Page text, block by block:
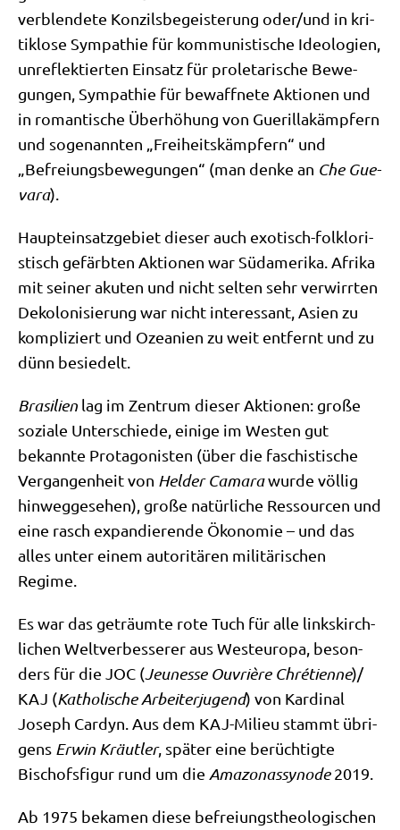
ver­blen­de­te Kon­zils­be­gei­ste­rung oder/​und in kri­
tik­lo­se Sym­pa­thie für kom­mu­ni­sti­sche Ideo­lo­gien,
unre­flek­tier­ten Ein­satz für pro­le­ta­ri­sche Bewe­
gun­gen, Sym­pa­thie für bewaff­ne­te Aktio­nen und
in roman­ti­sche Über­hö­hung von Gue­ril­la­kämp­fern
und soge­nann­ten „Frei­heits­kämp­fern“ und
„Befrei­ungs­be­we­gun­gen“ (man den­ke an Che Gue­
va­ra).
Haupt­ein­satz­ge­biet die­ser auch exo­tisch-folk­lo­ri­
stisch gefärb­ten Aktio­nen war Süd­ame­ri­ka. Afri­ka
mit sei­ner aku­ten und nicht sel­ten sehr ver­wirr­ten
Deko­lo­ni­sie­rung war nicht inter­es­sant, Asi­en zu
kom­pli­ziert und Ozea­ni­en zu weit ent­fernt und zu
dünn besiedelt.
Bra­si­li­en lag im Zen­trum die­ser Aktio­nen: gro­ße
sozia­le Unter­schie­de, eini­ge im Westen gut
bekann­te Prot­ago­ni­sten (über die faschi­sti­sche
Ver­gan­gen­heit von Hel­der Cama­rawur­de völ­lig
hin­weg­ge­se­hen), gro­ße natür­li­che Res­sour­cen und
eine rasch expan­die­ren­de Öko­no­mie – und das
alles unter einem auto­ri­tä­ren mili­tä­ri­schen
Regime.
Es war das geträum­te rote Tuch für alle links­kirch­
li­chen Welt­ver­bes­se­rer aus West­eu­ro­pa, beson­
ders für die JOC (Jeu­nesse Ouvriè­re Chré­ti­en­ne)/​
KAJ (Katho­li­sche Arbei­ter­ju­gend) von Kar­di­nal
Joseph Car­dyn. Aus dem KAJ-Milieu stammt übri­
gens Erwin Kräut­ler, spä­ter eine berüch­tig­te
Bischofs­fi­gur rund um die Ama­zo­nas­syn­ode2019.
Ab 1975 beka­men die­se befrei­ungs­theo­lo­gi­schen